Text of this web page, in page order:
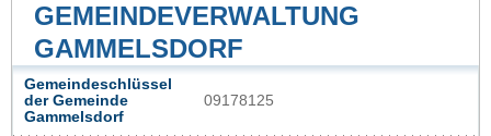
GEMEINDEVERWALTUNG
GAMMELSDORF
Gemeindeschlüssel
der Gemeinde
Gammelsdorf
09178125